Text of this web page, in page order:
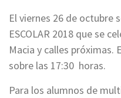
El viernes 26 de octubre
ESCOLAR 2018 que se
Macia y calles próximas.
sobre las 17:30 horas.
Para los alumnos de